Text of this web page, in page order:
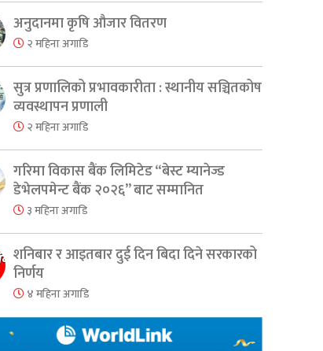
अनुदानमा कृषि औजार वितरण
२ महिना अगाडि
सुत्र प्रणालिको प्रभावकारीता : स्थानीय सञ्चितकोष
व्यवस्थापन प्रणाली
२ महिना अगाडि
गरिमा विकास बैंक लिमिटेड “बेस्ट म्यानेज्ड
डेभेलपमेन्ट बैंक २०२६” बाट सम्मानित
३ महिना अगाडि
शनिबार र आइतबार दुई दिन बिदा दिने सरकारको
निर्णय
४ महिना अगाडि